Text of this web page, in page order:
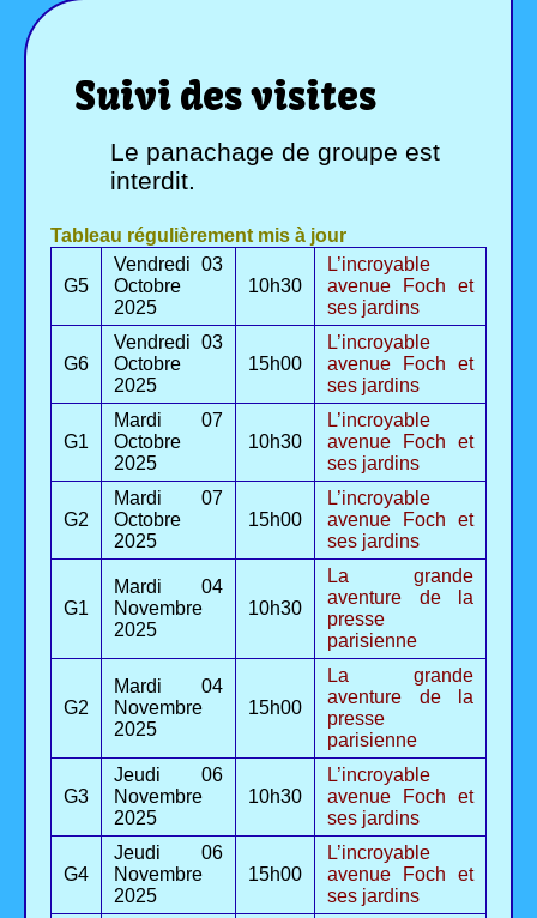
Suivi des visites
Le panachage de groupe est
interdit.
Tableau régulièrement mis à jour
G5
Vendredi 03
Octobre
2025
10h30
L’incroyable
avenue Foch et
ses jardins
G6
Vendredi 03
Octobre
2025
15h00
L’incroyable
avenue Foch et
ses jardins
G1
Mardi 07
Octobre
2025
10h30
L’incroyable
avenue Foch et
ses jardins
G2
Mardi 07
Octobre
2025
15h00
L’incroyable
avenue Foch et
ses jardins
G1
Mardi 04
Novembre
2025
10h30
La grande
aventure de la
presse
parisienne
G2
Mardi 04
Novembre
2025
15h00
La grande
aventure de la
presse
parisienne
G3
Jeudi 06
Novembre
2025
10h30
L’incroyable
avenue Foch et
ses jardins
G4
Jeudi 06
Novembre
2025
15h00
L’incroyable
avenue Foch et
ses jardins